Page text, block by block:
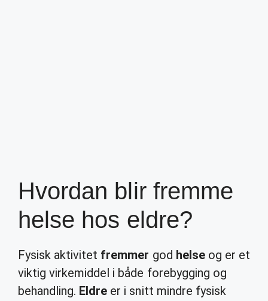
Hvordan blir fremme
helse hos eldre?
Fysisk aktivitet fremmer god helseog er et
viktig virkemiddel i både forebygging og
behandling. Eldre er i snitt mindre fysisk